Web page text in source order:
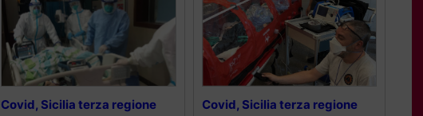
Covid, Sicilia terza regione
Covid, Sicilia terza regione